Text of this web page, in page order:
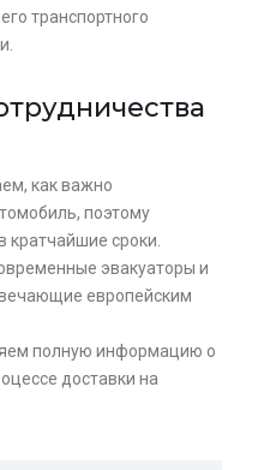
транспортного
как важно
поэтому
кратчайшие сроки.
эвакуаторы и
европейским
полную информацию о
доставки на